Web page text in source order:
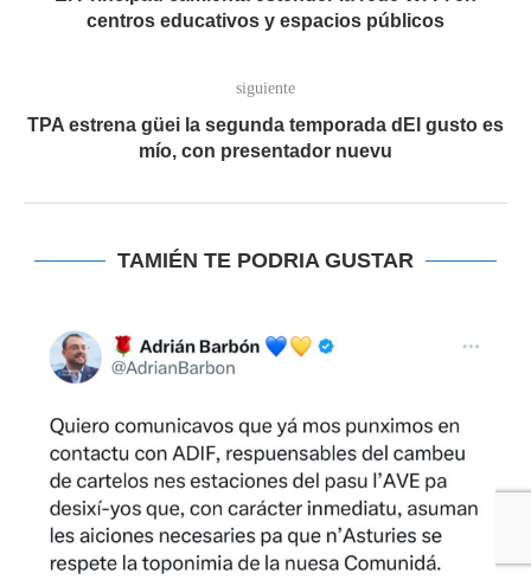
centros educativos y espacios públicos
siguiente
TPA estrena güei la segunda temporada dEl gusto es
mío, con presentador nuevu
TAMIÉN TE PODRIA GUSTAR